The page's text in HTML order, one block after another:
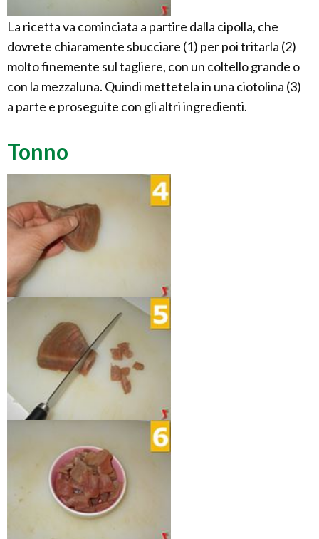
La ricetta va cominciata a partire dalla cipolla, che
dovrete chiaramente sbucciare (1) per poi tritarla (2)
molto finemente sul tagliere, con un coltello grande o
con la mezzaluna. Quindi mettetela in una ciotolina (3)
a parte e proseguite con gli altri ingredienti.
Tonno